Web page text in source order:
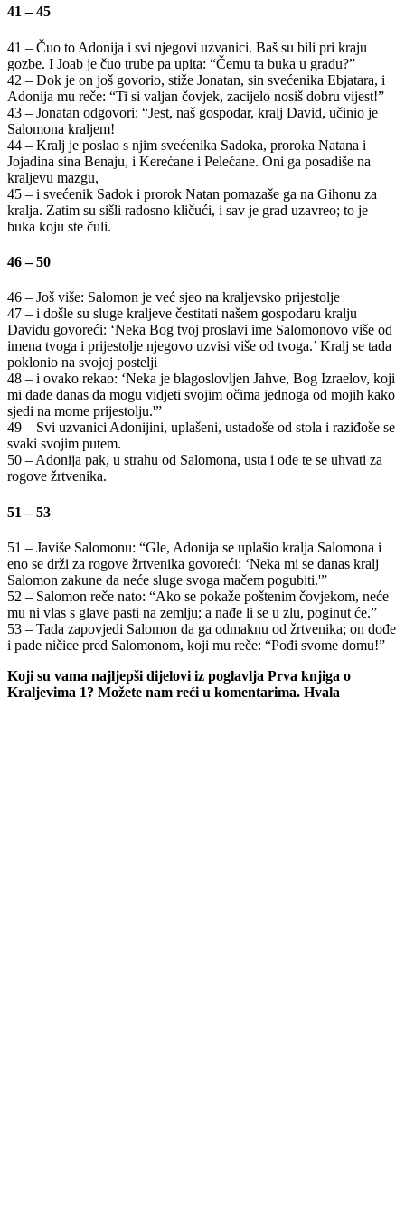
41 – 45
41 – Čuo to Adonija i svi njegovi uzvanici. Baš su bili pri kraju
gozbe. I Joab je čuo trube pa upita: “Čemu ta buka u gradu?”
42 – Dok je on još govorio, stiže Jonatan, sin svećenika Ebjatara, i
Adonija mu reče: “Ti si valjan čovjek, zacijelo nosiš dobru vijest!”
43 – Jonatan odgovori: “Jest, naš gospodar, kralj David, učinio je
Salomona kraljem!
44 – Kralj je poslao s njim svećenika Sadoka, proroka Natana i
Jojadina sina Benaju, i Kerećane i Pelećane. Oni ga posadiše na
kraljevu mazgu,
45 – i svećenik Sadok i prorok Natan pomazaše ga na Gihonu za
kralja. Zatim su sišli radosno kličući, i sav je grad uzavreo; to je
buka koju ste čuli.
46 – 50
46 – Još više: Salomon je već sjeo na kraljevsko prijestolje
47 – i došle su sluge kraljeve čestitati našem gospodaru kralju
Davidu govoreći: ‘Neka Bog tvoj proslavi ime Salomonovo više od
imena tvoga i prijestolje njegovo uzvisi više od tvoga.’ Kralj se tada
poklonio na svojoj postelji
48 – i ovako rekao: ‘Neka je blagoslovljen Jahve, Bog Izraelov, koji
mi dade danas da mogu vidjeti svojim očima jednoga od mojih kako
sjedi na mome prijestolju.'”
49 – Svi uzvanici Adonijini, uplašeni, ustadoše od stola i raziđoše se
svaki svojim putem.
50 – Adonija pak, u strahu od Salomona, usta i ode te se uhvati za
rogove žrtvenika.
51 – 53
51 – Javiše Salomonu: “Gle, Adonija se uplašio kralja Salomona i
eno se drži za rogove žrtvenika govoreći: ‘Neka mi se danas kralj
Salomon zakune da neće sluge svoga mačem pogubiti.'”
52 – Salomon reče nato: “Ako se pokaže poštenim čovjekom, neće
mu ni vlas s glave pasti na zemlju; a nađe li se u zlu, poginut će.”
53 – Tada zapovjedi Salomon da ga odmaknu od žrtvenika; on dođe
i pade ničice pred Salomonom, koji mu reče: “Pođi svome domu!”
Koji su vama najljepši dijelovi iz poglavlja Prva knjiga o
Kraljevima 1? Možete nam reći u komentarima. Hvala